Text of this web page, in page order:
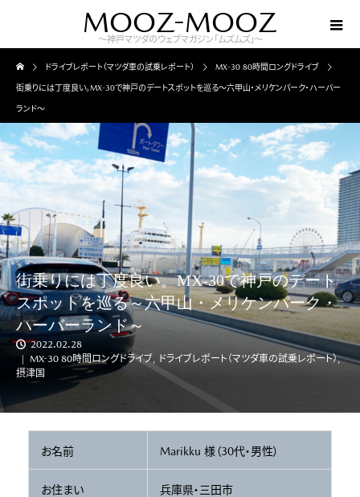
MOOZ-MOOZ
～神戸マツダのウェブマガジン「ムズムズ」～
ドライブレポート（マツダ車の試乗レポート） MX-30 80時間ロングドライブ
街乗りには丁度良い。MX-30で神戸のデートスポットを巡る～六甲山・メリケンパーク・ハーバー
ランド～
街乗りには丁度良い。MX-30で神戸のデート
スポットを巡る～六甲山・メリケンパーク・
ハーバーランド～
2022.02.28
MX-30 80時間ロングドライブ , ドライブレポート（マツダ車の試乗レポート）,
摂津国
お名前 Marikku 様（30代・男性）
お住まい 兵庫県・三田市